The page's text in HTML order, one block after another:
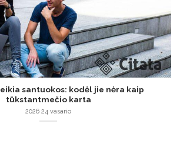
santuokos: kodėl jie nėra kaip
tūkstantmečio karta
2026 24 vasario